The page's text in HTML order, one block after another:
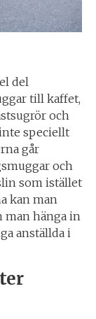
del
till kaffet,
och
speciellt
går
och
som istället
kan man
man hänga in
anställda i